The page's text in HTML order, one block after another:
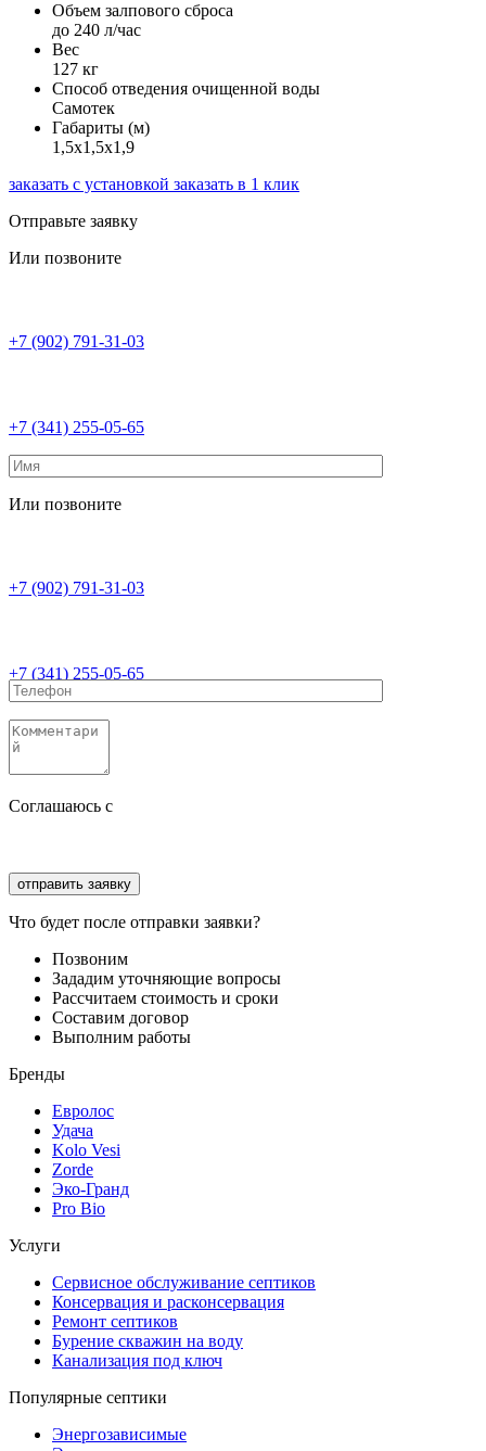
Объем залпового сброса
до 240 л/час
Вес
127 кг
Способ отведения очищенной воды
Самотек
Габариты (м)
1,5х1,5х1,9
заказать с установкой заказать в 1 клик
Отправьте заявку
Или позвоните
+7 (902) 791-31-03
+7 (341) 255-05-65
Или позвоните
+7 (902) 791-31-03
+7 (341) 255-05-65
Соглашаюсь с
Что будет после отправки заявки?
Позвоним
Зададим уточняющие вопросы
Рассчитаем стоимость и сроки
Составим договор
Выполним работы
Бренды
Евролос
Удача
Kolo Vesi
Zorde
Эко-Гранд
Pro Bio
Услуги
Сервисное обслуживание септиков
Консервация и расконсервация
Ремонт септиков
Бурение скважин на воду
Канализация под ключ
Популярные септики
Энергозависимые